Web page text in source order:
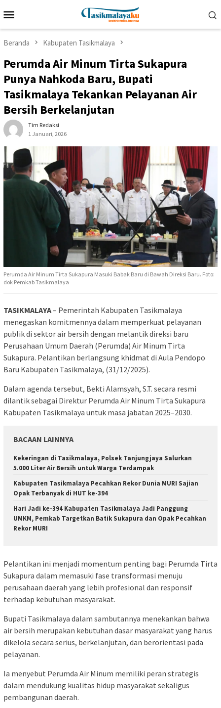
ke
Mobile
Beranda Kabupaten Tasikmalaya
Perumda Air Minum Tirta Sukapura
Punya Nahkoda Baru, Bupati
Tasikmalaya Tekankan Pelayanan Air
Bersih Berkelanjutan
Tim Redaksi
1 Januari, 2026
Perumda Air Minum Tirta Sukapura Masuki Babak Baru di Bawah Direksi Baru. Foto:
dok Pemkab Tasikmalaya
TASIKMALAYA– Pemerintah Kabupaten Tasikmalaya
menegaskan komitmennya dalam memperkuat pelayanan
publik di sektor air bersih dengan melantik direksi baru
Perusahaan Umum Daerah (Perumda) Air Minum Tirta
Sukapura. Pelantikan berlangsung khidmat di Aula Pendopo
Baru Kabupaten Tasikmalaya, (31/12/2025).
Dalam agenda tersebut, Bekti Alamsyah, S.T. secara resmi
dilantik sebagai Direktur Perumda Air Minum Tirta Sukapura
Kabupaten Tasikmalaya untuk masa jabatan 2025–2030.
BACAAN LAINNYA
Kekeringan di Tasikmalaya, Polsek Tanjungjaya Salurkan
5.000 Liter Air Bersih untuk Warga Terdampak
Kabupaten Tasikmalaya Pecahkan Rekor Dunia MURI Sajian
Opak Terbanyak di HUT ke-394
Hari Jadi ke-394 Kabupaten Tasikmalaya Jadi Panggung
UMKM, Pemkab Targetkan Batik Sukapura dan Opak Pecahkan
Rekor MURI
Pelantikan ini menjadi momentum penting bagi Perumda Tirta
Sukapura dalam memasuki fase transformasi menuju
perusahaan daerah yang lebih profesional dan responsif
terhadap kebutuhan masyarakat.
Bupati Tasikmalaya dalam sambutannya menekankan bahwa
air bersih merupakan kebutuhan dasar masyarakat yang harus
dikelola secara serius, berkelanjutan, dan berorientasi pada
pelayanan.
Ia menyebut Perumda Air Minum memiliki peran strategis
dalam mendukung kualitas hidup masyarakat sekaligus
pembangunan daerah.